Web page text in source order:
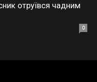
отруївся чадним
0